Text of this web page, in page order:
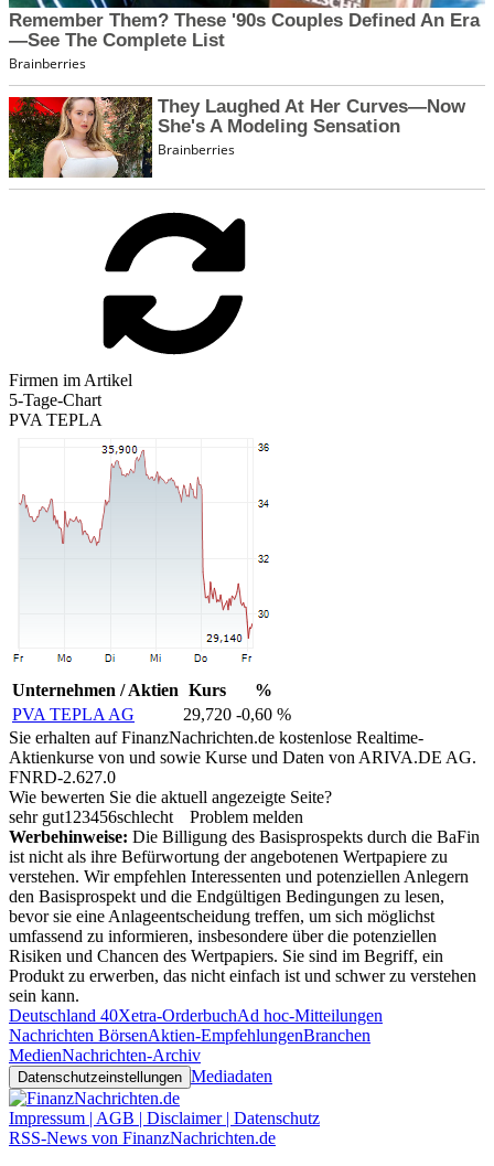
Firmen im Artikel
5-Tage-Chart
PVA TEPLA
Unternehmen / Aktien Kurs
%
PVA TEPLA AG
29,720 -0,60 %
Sie erhalten auf FinanzNachrichten.de kostenlose Realtime-
Aktienkurse von und sowie Kurse und Daten von ARIVA.DE AG.
FNRD-2.627.0
Wie bewerten Sie die aktuell angezeigte Seite?
sehr gut1 23456schlecht
Problem melden
Werbehinweise: Die Billigung des Basisprospekts durch die BaFin
ist nicht als ihre Befürwortung der angebotenen Wertpapiere zu
verstehen. Wir empfehlen Interessenten und potenziellen Anlegern
den Basisprospekt und die Endgültigen Bedingungen zu lesen,
bevor sie eine Anlageentscheidung treffen, um sich möglichst
umfassend zu informieren, insbesondere über die potenziellen
Risiken und Chancen des Wertpapiers. Sie sind im Begriff, ein
Produkt zu erwerben, das nicht einfach ist und schwer zu verstehen
sein kann.
Deutschland 40Xetra-OrderbuchAd hoc-Mitteilungen
Nachrichten BörsenAktien-EmpfehlungenBranchen
MedienNachrichten-Archiv
Datenschutzeinstellungen Mediadaten
Impressum | AGB | Disclaimer | Datenschutz
RSS-News von FinanzNachrichten.de